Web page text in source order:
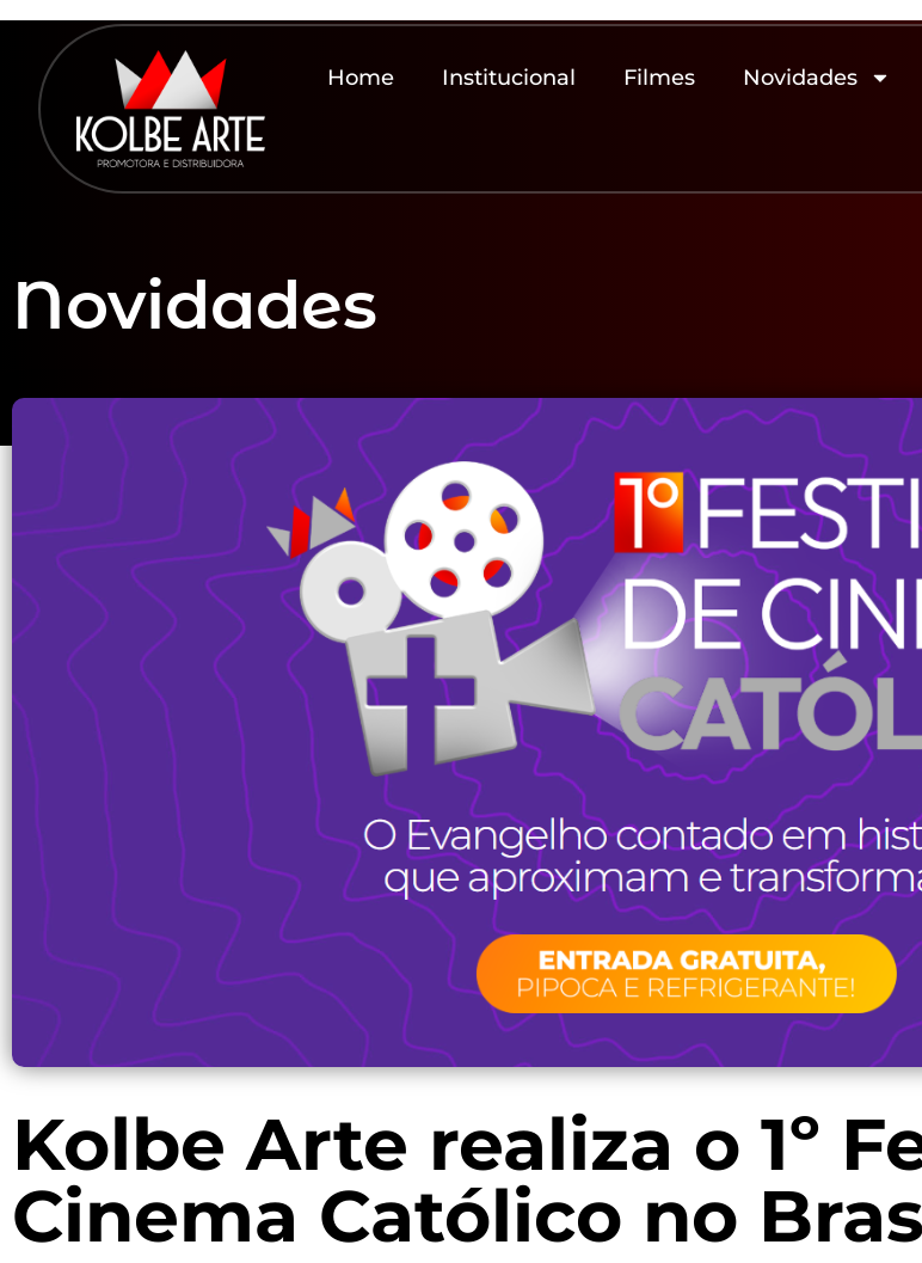
Home Institucional Filmes Novidades
Novidades
Kolbe Arte realiza o 1º
Cinema Católico no